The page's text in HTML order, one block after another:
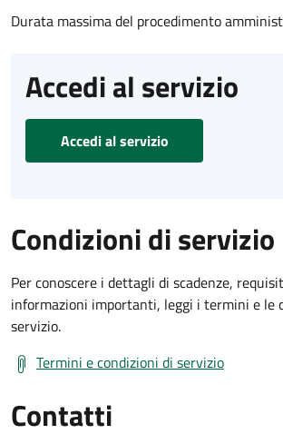
Durata massima del procedimento
Accedi al servizio
Accedi al servizio
Condizioni di servizio
Per conoscere i dettagli di scadenze,
informazioni importanti, leggi i termini e le
servizio.
Termini e condizioni di servizio
Contatti